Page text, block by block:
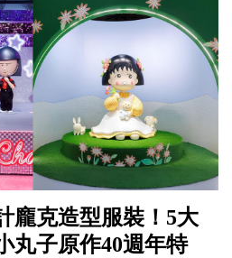
龐克造型服裝！5大
丸子原作40週年特